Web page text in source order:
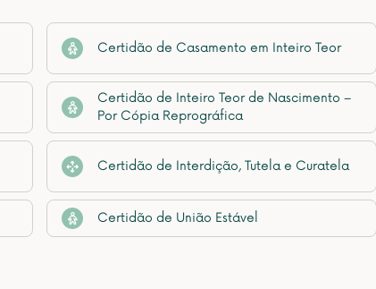
Certidão de Casamento em Inteiro Teor
Certidão de Inteiro Teor de Nascimento –
Por Cópia Reprográfica
Certidão de Interdição, Tutela e Curatela
Certidão de União Estável